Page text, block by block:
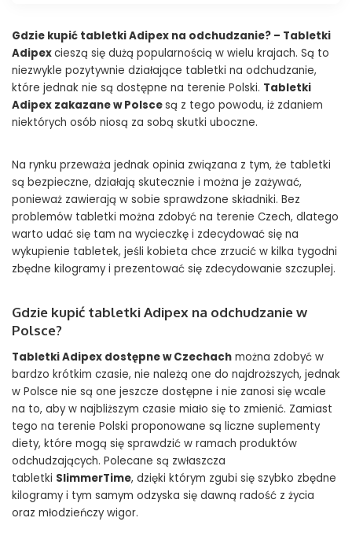
Gdzie kupić tabletki Adipex na odchudzanie? – Tabletki
Adipexcieszą się dużą popularnością w wielu krajach. Są to
niezwykle pozytywnie działające tabletki na odchudzanie,
które jednak nie są dostępne na terenie Polski. Tabletki
Adipex zakazane w Polscesą z tego powodu, iż zdaniem
niektórych osób niosą za sobą skutki uboczne.
Na rynku przeważa jednak opinia związana z tym, że tabletki
są bezpieczne, działają skutecznie i można je zażywać,
ponieważ zawierają w sobie sprawdzone składniki. Bez
problemów tabletki można zdobyć na terenie Czech, dlatego
warto udać się tam na wycieczkę i zdecydować się na
wykupienie tabletek, jeśli kobieta chce zrzucić w kilka tygodni
zbędne kilogramy i prezentować się zdecydowanie szczuplej.
Gdzie kupić tabletki Adipex na odchudzanie w
Polsce?
Tabletki Adipex dostępne w Czechach można zdobyć w
bardzo krótkim czasie, nie należą one do najdroższych, jednak
w Polsce nie są one jeszcze dostępne i nie zanosi się wcale
na to, aby w najbliższym czasie miało się to zmienić. Zamiast
tego na terenie Polski proponowane są liczne suplementy
diety, które mogą się sprawdzić w ramach produktów
odchudzających. Polecane są zwłaszcza
tabletki SlimmerTime, dzięki którym zgubi się szybko zbędne
kilogramy i tym samym odzyska się dawną radość z życia
oraz młodzieńczy wigor.